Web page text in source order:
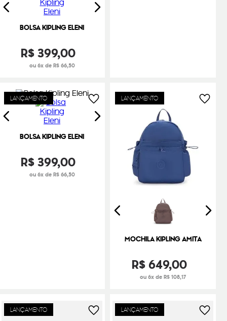
BOLSA KIPLING ELENI
R$399,00
ou 6x de R$ 66,50
LANÇAMENTO
BOLSA KIPLING ELENI
R$399,00
ou 6x de R$ 66,50
LANÇAMENTO
MOCHILA KIPLING AMITA
R$ 649,00
ou 6x de R$ 108,17
LANÇAMENTO LANÇAMENTO